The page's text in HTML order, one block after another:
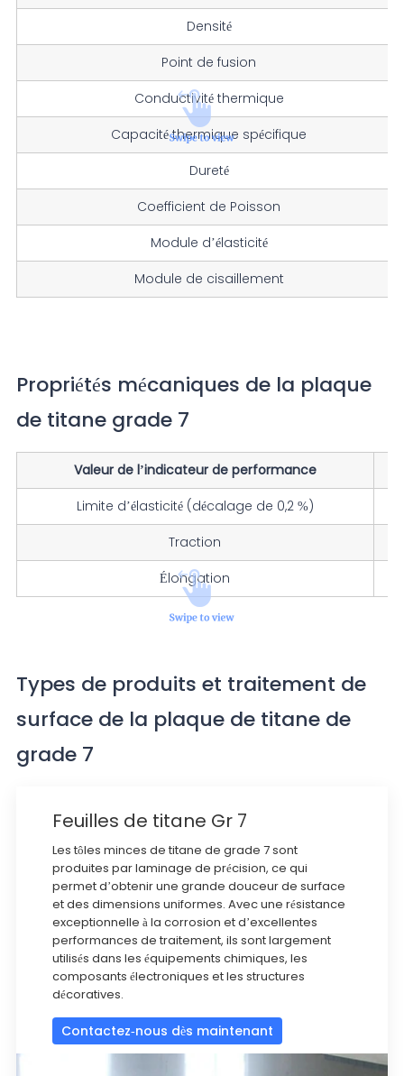
Densité
Point de fusion
Conductivité thermique
Capacité thermique spécifique
Dureté
Coefficient de Poisson
Module d’élasticité
Module de cisaillement
Propriétés mécaniques de la plaque
de titane grade 7
Valeur de l’indicateur de performance
Limite d’élasticité (décalage de 0,2 %)
Traction
Élongation
Types de produits et traitement de
surface de la plaque de titane de
grade 7
Feuilles de titane Gr 7
Les tôles minces de titane de grade 7 sont
produites par laminage de précision, ce qui
permet d’obtenir une grande douceur de surface
et des dimensions uniformes. Avec une résistance
exceptionnelle à la corrosion et d’excellentes
performances de traitement, ils sont largement
utilisés dans les équipements chimiques, les
composants électroniques et les structures
décoratives.
Contactez-nous dès maintenant